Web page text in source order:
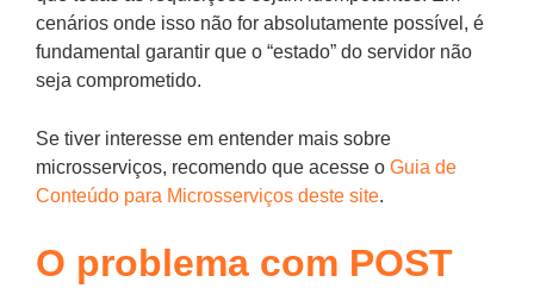
cenários onde isso não for absolutamente possível, é
fundamental garantir que o “estado” do servidor não
seja comprometido.
Se tiver interesse em entender mais sobre
microsserviços, recomendo que acesse o Guia de
Conteúdo para Microsserviços deste site.
O problema com POST